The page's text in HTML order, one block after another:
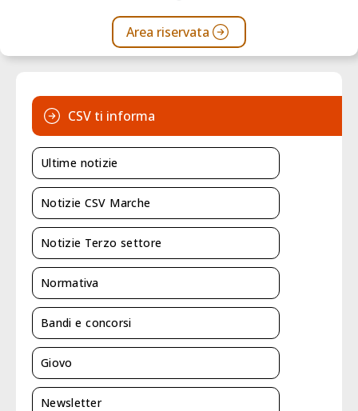
Area riservata
CSV ti informa
Ultime notizie
Notizie CSV Marche
Notizie Terzo settore
Normativa
Bandi e concorsi
Giovo
Newsletter